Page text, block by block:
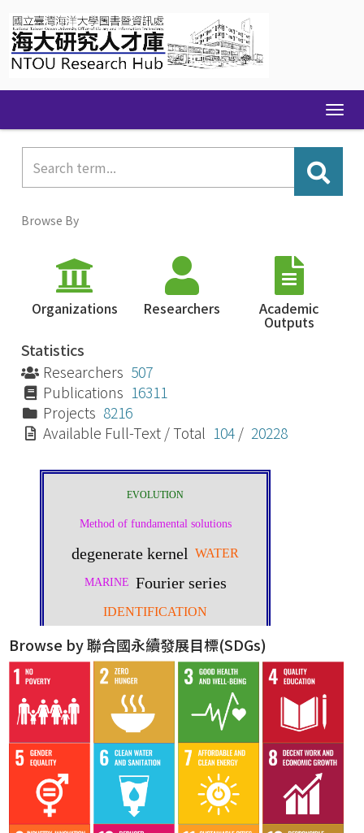
navigation
Browse By
Organizations Researchers Academic
Outputs
Statistics
Researchers 507
Publications 16311
Projects 8216
Available Full-Text / Total 104 / 20228
Browse by 聯合國永續發展目標(SDGs)